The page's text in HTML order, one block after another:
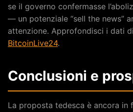
se il governo confermasse
— un potenziale “sell the news”
attenzione. Approfondisci i dati
BitcoinLive24.
Conclusioni e
La proposta tedesca è ancora in